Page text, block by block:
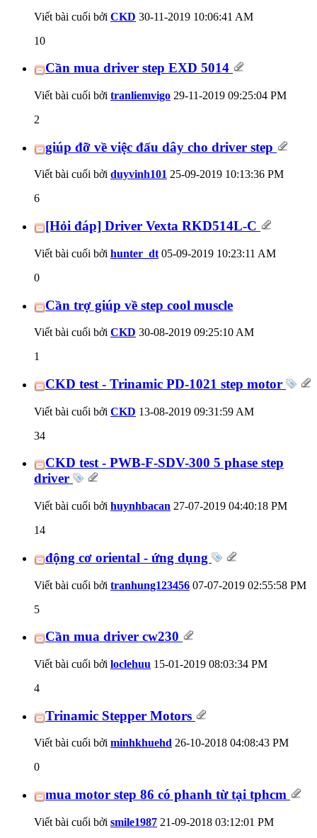
Viết bài cuối bởi CKD 30-11-2019 10:06:41 AM
10
Cần mua driver step EXD 5014
Viết bài cuối bởi tranliemvigo 29-11-2019 09:25:04 PM
2
giúp đỡ về việc đấu dây cho driver step
Viết bài cuối bởi duyvinh101 25-09-2019 10:13:36 PM
6
[Hỏi đáp] Driver Vexta RKD514L-C
Viết bài cuối bởi hunter_dt 05-09-2019 10:23:11 AM
0
Cần trợ giúp về step cool muscle
Viết bài cuối bởi CKD 30-08-2019 09:25:10 AM
1
CKD test - Trinamic PD-1021 step motor
Viết bài cuối bởi CKD 13-08-2019 09:31:59 AM
34
CKD test - PWB-F-SDV-300 5 phase step
driver
Viết bài cuối bởi huynhbacan 27-07-2019 04:40:18 PM
14
động cơ oriental - ứng dụng
Viết bài cuối bởi tranhung123456 07-07-2019 02:55:58 PM
5
Cần mua driver cw230
Viết bài cuối bởi loclehuu 15-01-2019 08:03:34 PM
4
Trinamic Stepper Motors
Viết bài cuối bởi minhkhuehd 26-10-2018 04:08:43 PM
0
mua motor step 86 có phanh từ tại tphcm
Viết bài cuối bởi smile1987 21-09-2018 03:12:01 PM